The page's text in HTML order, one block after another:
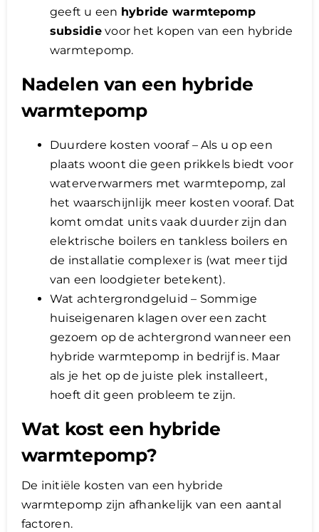
geeft u een hybride warmtepomp
subsidievoor het kopen van een hybride
warmtepomp.
Nadelen van een hybride
warmtepomp
Duurdere kosten vooraf – Als u op een
plaats woont die geen prikkels biedt voor
waterverwarmers met warmtepomp, zal
het waarschijnlijk meer kosten vooraf. Dat
komt omdat units vaak duurder zijn dan
elektrische boilers en tankless boilers en
de installatie complexer is (wat meer tijd
van een loodgieter betekent).
Wat achtergrondgeluid – Sommige
huiseigenaren klagen over een zacht
gezoem op de achtergrond wanneer een
hybride warmtepomp in bedrijf is. Maar
als je het op de juiste plek installeert,
hoeft dit geen probleem te zijn.
Wat kost een hybride
warmtepomp?
De initiële kosten van een hybride
warmtepomp zijn afhankelijk van een aantal
factoren.